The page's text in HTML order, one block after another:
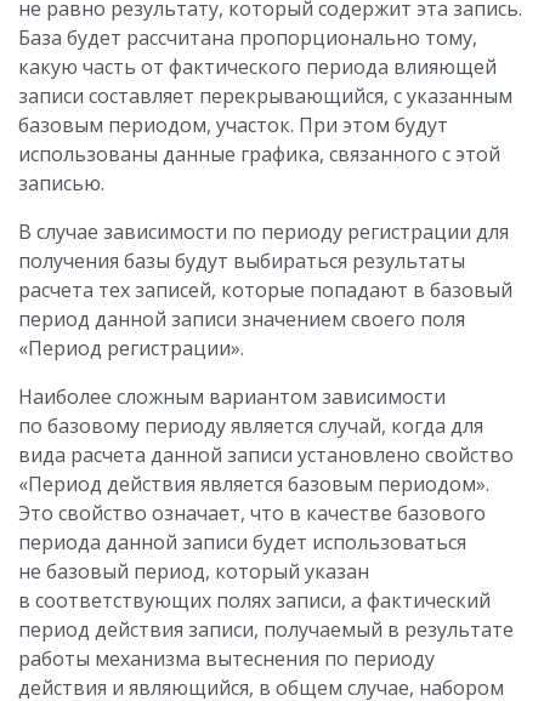
не равно результату, который содержит эта запись.
База будет рассчитана пропорционально тому,
какую часть от фактического периода влияющей
записи составляет перекрывающийся, с указанным
базовым периодом, участок. При этом будут
использованы данные графика, связанного с этой
записью.
В случае зависимости по периоду регистрации для
получения базы будут выбираться результаты
расчета тех записей, которые попадают в базовый
период данной записи значением своего поля
«Период регистрации».
Наиболее сложным вариантом зависимости
по базовому периоду является случай, когда для
вида расчета данной записи установлено свойство
«Период действия является базовым периодом».
Это свойство означает, что в качестве базового
периода данной записи будет использоваться
не базовый период, который указан
в соответствующих полях записи, а фактический
период действия записи, получаемый в результате
работы механизма вытеснения по периоду
действия и являющийся, в общем случае, набором